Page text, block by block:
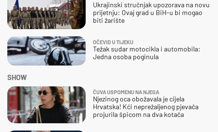
Ukrajinski stručnjak upozorava na novu
prijetnju: Ovaj grad u BiH-u bi mogao
biti žarište
OČEVID U TIJEKU
Težak sudar motocikla i automobila:
Jedna osoba poginula
SHOW
ČUVA USPOMENU NA NJEGA
Njezinog oca obožavala je cijela
Hrvatska! Kći neprežaljenog pjevača
projurila špicom na dva kotača